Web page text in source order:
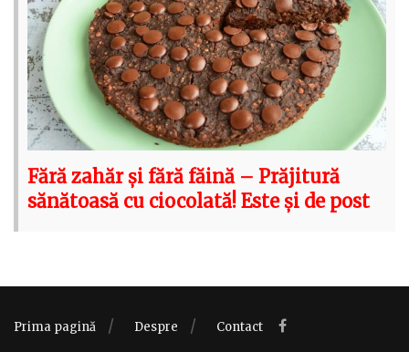
Fără zahăr și fără făină – Prăjitură
sănătoasă cu ciocolată! Este și de post
Prima pagină Despre Contact